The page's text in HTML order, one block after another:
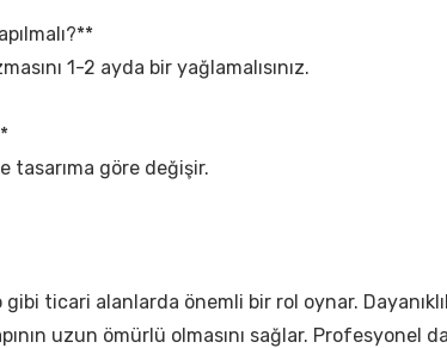
1-2 ayda bir yağlamalısınız.
tasarıma göre değişir.
ticari alanlarda önemli bir rol oynar.
uzun ömürlü olmasını sağlar. Profesyonel